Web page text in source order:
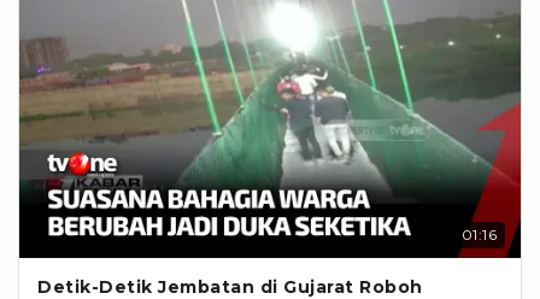
01:16
Detik-Detik Jembatan di Gujarat Roboh